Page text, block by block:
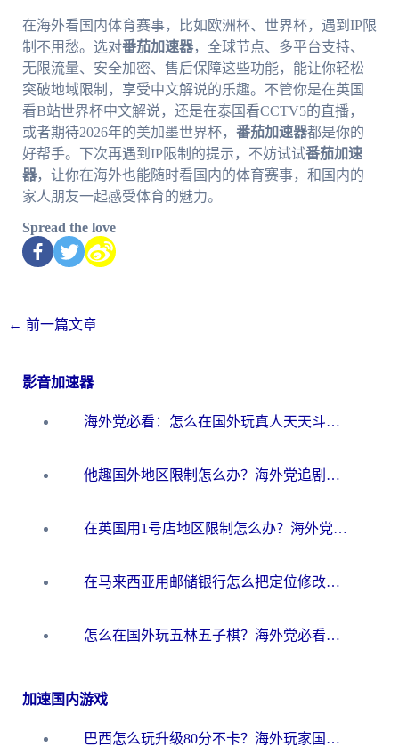
在海外看国内体育赛事，比如欧洲杯、世界杯，遇到IP限
制不用愁。选对番茄加速器，全球节点、多平台支持、
无限流量、安全加密、售后保障这些功能，能让你轻松
突破地域限制，享受中文解说的乐趣。不管你是在英国
看B站世界杯中文解说，还是在泰国看CCTV5的直播，
或者期待2026年的美加墨世界杯， 番茄加速器都是你的
好帮手。下次再遇到IP限制的提示，不妨试试番茄加速
器，让你在海外也能随时看国内的体育赛事，和国内的
家人朋友一起感受体育的魅力。
Spread the love
← 前一篇文章
影音加速器
海外党必看：怎么在国外玩真人天天斗地主？附证券开户、音乐定位修改全攻略
他趣国外地区限制怎么办？海外党追剧听歌看直播的一站式解决方案
在英国用1号店地区限制怎么办？海外党必看的回国加速全攻略
在马来西亚用邮储银行怎么把定位修改到中国国内？3个海外生活痛点一次解决
怎么在国外玩五林五子棋？海外党必看的回国加速全攻略（附优酷荔枝FM解决方法）
加速国内游戏
巴西怎么玩升级80分不卡？海外玩家国服游戏加速器终极指南（附避坑技巧）